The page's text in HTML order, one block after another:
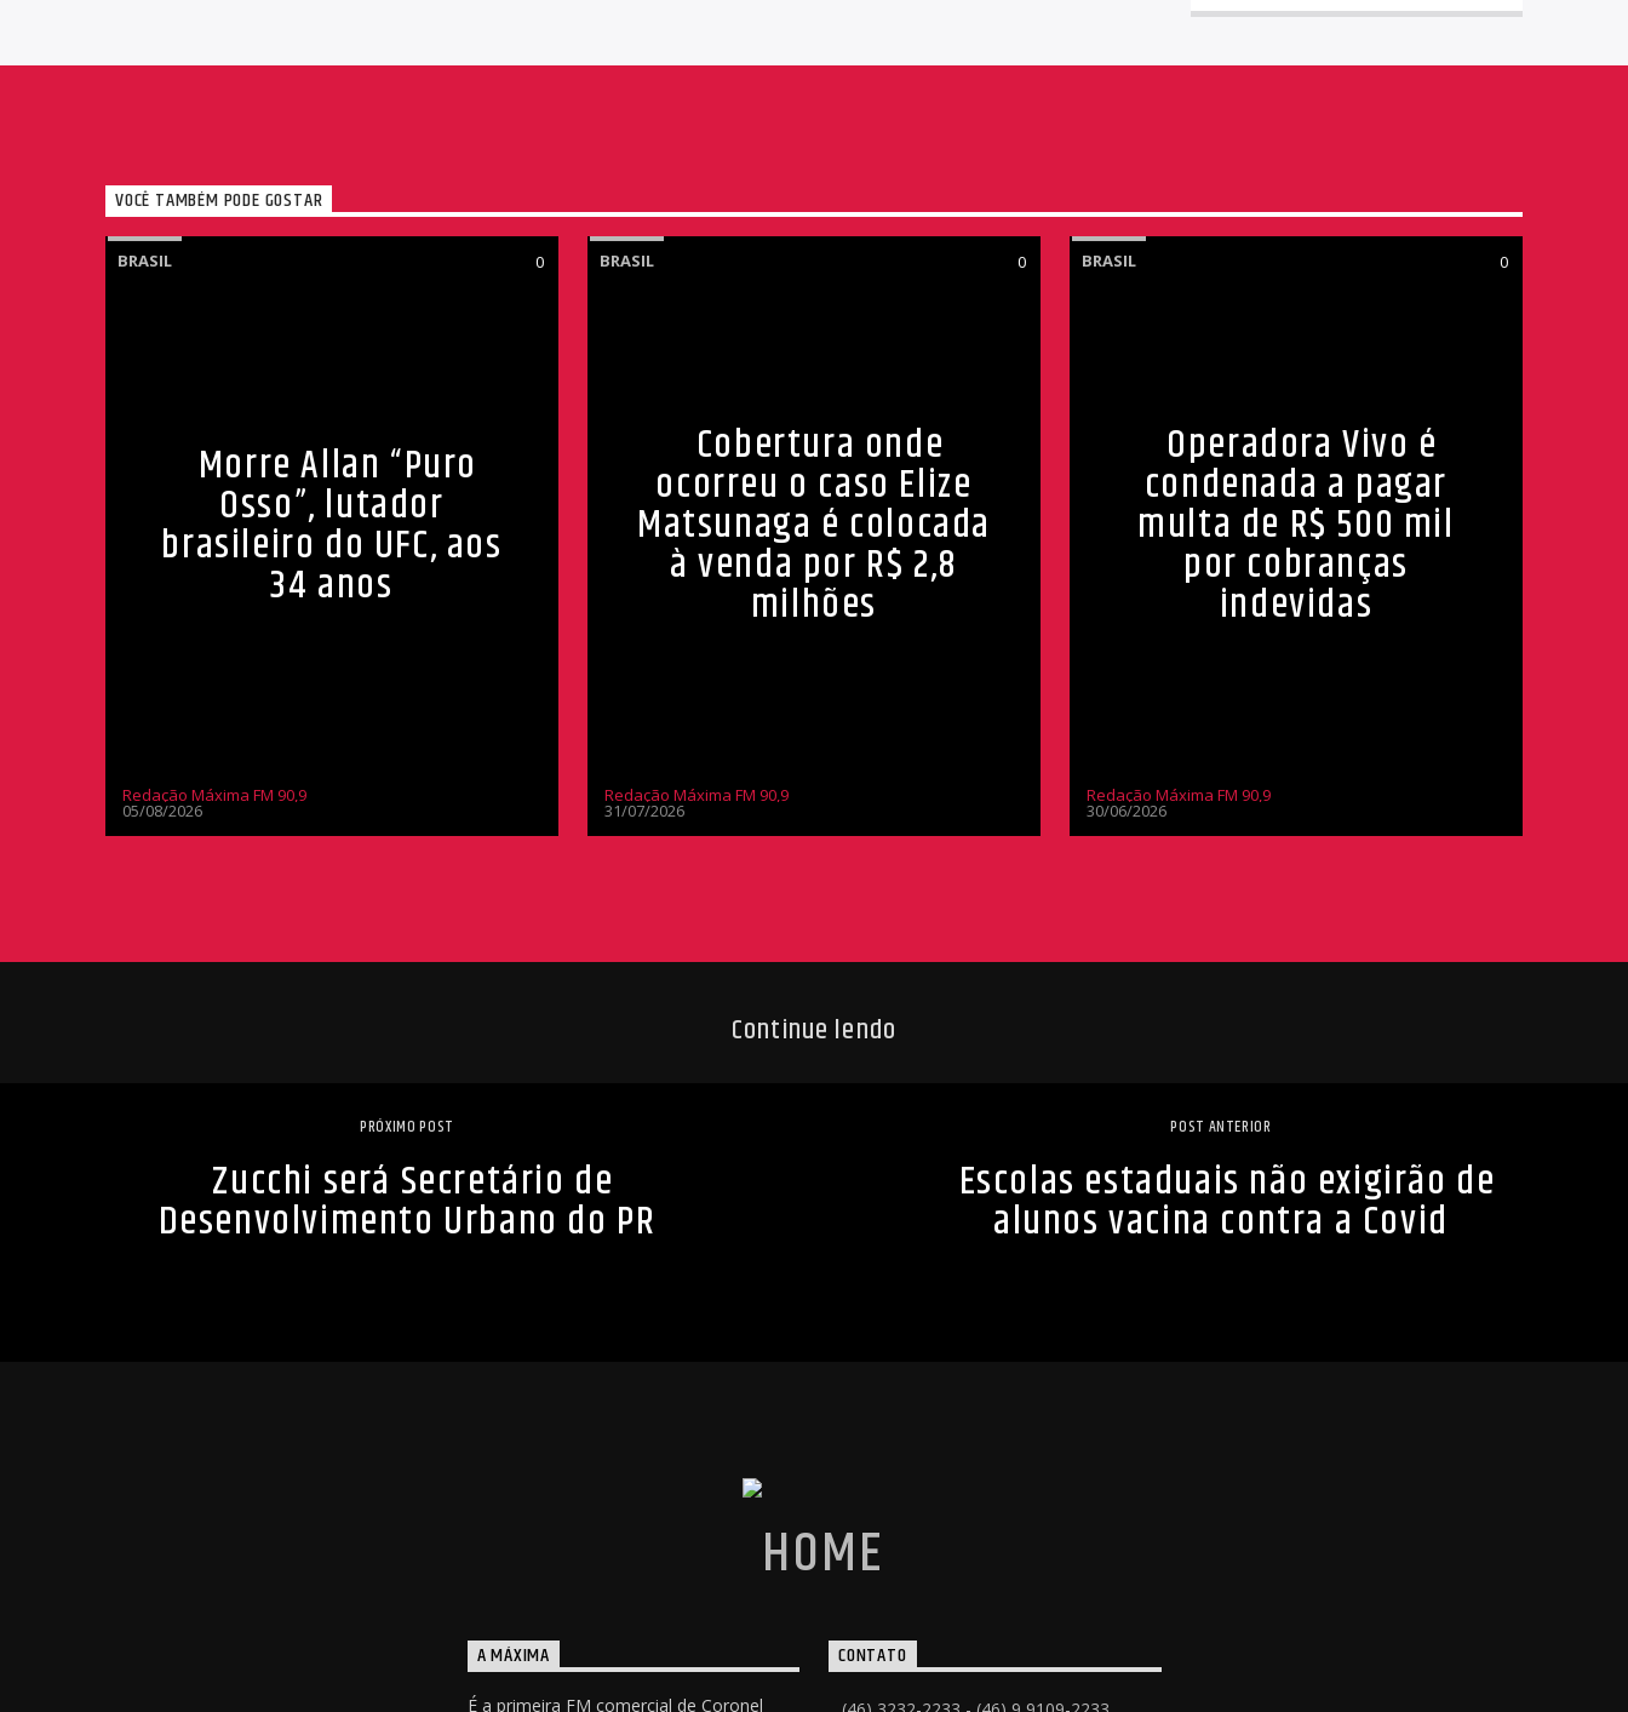
VOCÊ TAMBÉM PODE GOSTAR
BRASIL 0
Morre Allan “Puro
Osso”, lutador
brasileiro do UFC, aos
34 anos
Redação Máxima FM 90,9
05/08/2026
BRASIL 0
Cobertura onde
ocorreu o caso Elize
Matsunaga é colocada
à venda por R$ 2,8
milhões
Redação Máxima FM 90,9
31/07/2026
BRASIL 0
Operadora Vivo é
condenada a pagar
multa de R$ 500 mil
por cobranças
indevidas
Redação Máxima FM 90,9
30/06/2026
Continue lendo
PRÓXIMO POST
Zucchi será Secretário de
Desenvolvimento Urbano do PR
POST ANTERIOR
Escolas estaduais não exigirão de
alunos vacina contra a Covid
A MÁXIMA
É a primeira FM comercial de Coronel
CONTATO